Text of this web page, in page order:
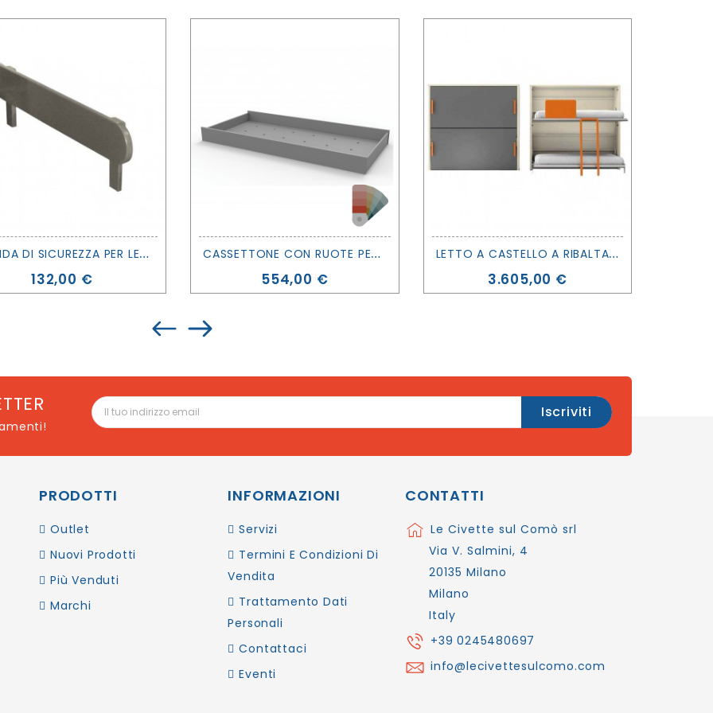
S
PONDA DI SICUREZZA PER LETTI SERIE DOMINIQUE - MATHY BY BOLS
Prezzo
132,00 €
C
ASSETTONE CON RUOTE PER LETTI SERIE DOMINIQUE - MATHY BY BOLS
Prezzo
554,00 €
L
ETTO A CASTELLO A RIBALTA - LAGRAMA
Prezzo
3.605,00 €
PRODOTTI
Outlet
Nuovi Prodotti
Più Venduti
Marchi
INFORMAZIONI
Servizi
Termini E Condizioni Di
Vendita
Trattamento Dati
Personali
Contattaci
Eventi
CONTATTI
Le Civette sul Comò srl
Via V. Salmini, 4
20135 Milano
Milano
Italy
+39 0245480697
info@lecivettesulcomo.com